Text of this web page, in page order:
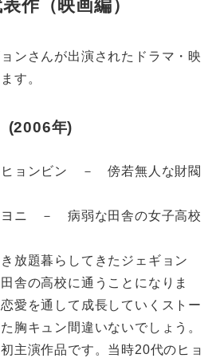
作（映画編）
ンさんが出演されたドラマ・映
す。
(2006年)
ヒョンビン － 傍若無人な財閥
ヨニ － 病弱な田舎の女子高校
放題暮らしてきたジェギョン
舎の高校に通うことになりま
愛を通して成長していくストー
胸キュン間違いないでしょう。
主演作品です。当時20代のヒョ